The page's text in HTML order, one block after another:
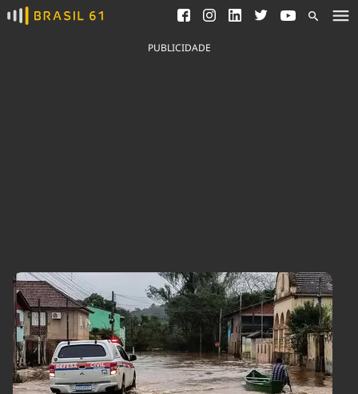
Ver todas as notícias
Saneamento
Indicadores
Agronegócios
Brasil
Brasil Mineral
Ciência &
Tecnologia
Cinema
Comportamento
Cultura
Economia
Educação
Infraestrutura
Internacional
Meio Ambiente
Podcast
Política
Saúde
Tempo
PUBLICIDADE